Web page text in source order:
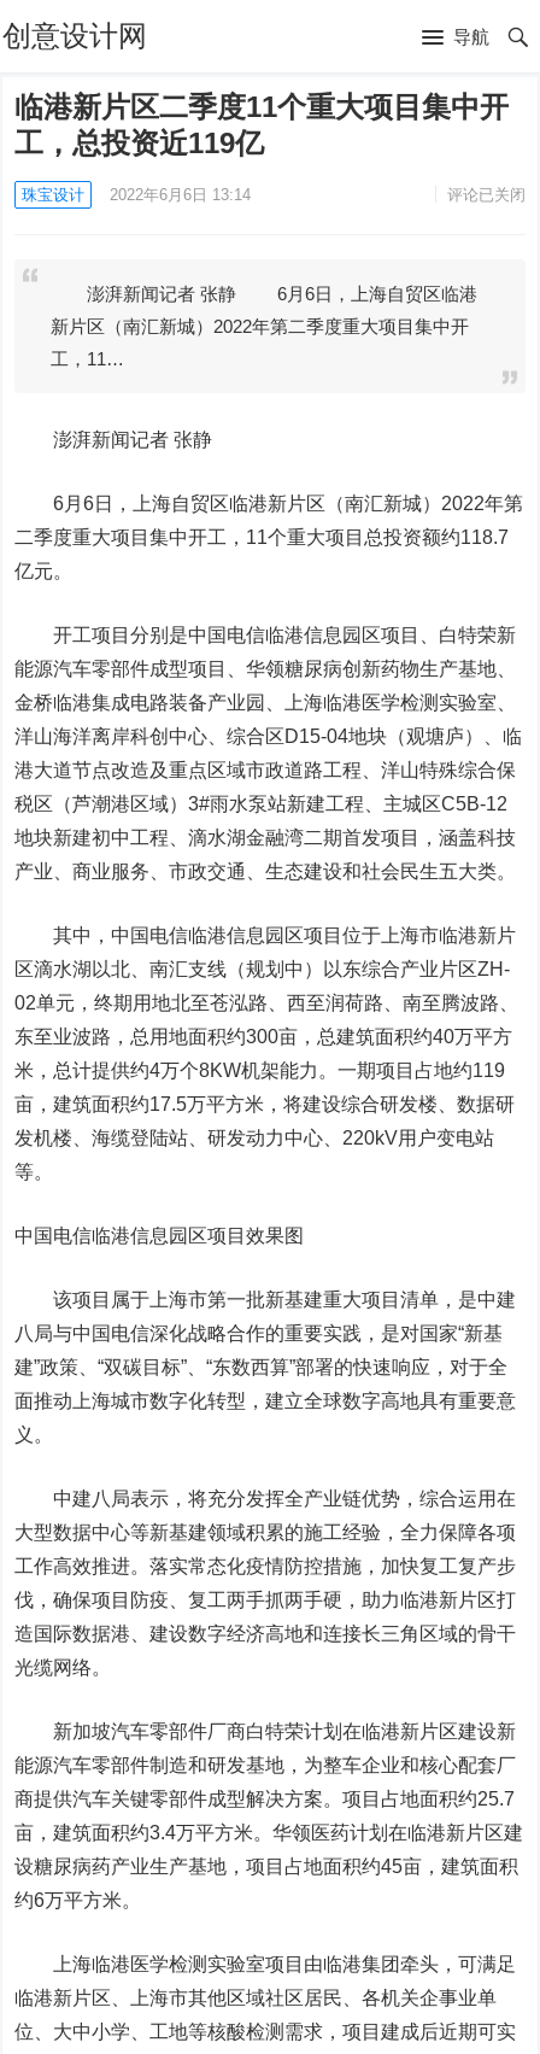
创意设计网 导航
临港新片区二季度11个重大项目集中开
工，总投资近119亿
珠宝设计 2022年6月6日 13:14 评论已关闭
澎湃新闻记者 张静 6月6日，上海自贸区临港
新片区（南汇新城）2022年第二季度重大项目集中开
工，11…
澎湃新闻记者 张静
6月6日，上海自贸区临港新片区（南汇新城）2022年第
二季度重大项目集中开工，11个重大项目总投资额约118.7
亿元。
开工项目分别是中国电信临港信息园区项目、白特荣新
能源汽车零部件成型项目、华领糖尿病创新药物生产基地、
金桥临港集成电路装备产业园、
上海临港医学检测实验室、
洋山海洋离岸科创中心、综合区D15-04地块（观塘庐）、临
港大道节点改造及重点区域市政道路工程、洋山特殊综合保
税区（芦潮港区域）3#雨水泵站新建工程、主城区C5B-12
地块新建初中工程、滴水湖金融湾二期首发项目，涵盖科技
产业、商业服务、市政交通、生态建设和社会民生五大类。
其中，中国电信临港信息园区项目位于上海市临港新片
区滴水湖以北、南汇支线（规划中）以东综合产业片区ZH-
02单元，终期用地北至苍泓路、西至润荷路、南至腾波路、
东至业波路，总用地面积约300亩，总建筑面积约40万平方
米，总计提供约4万个8KW机架能力。一期项目占地约119
亩，建筑面积约17.5万平方米，将建设综合研发楼、数据研
发机楼、海缆登陆站、研发动力中心、220kV用户变电站
等。
中国电信临港信息园区项目效果图
该项目属于上海市第一批新基建重大项目清单，是中建
八局与中国电信深化战略合作的重要实践，是对国家“新基
建”政策、“双碳目标”、“东数西算”部署的快速响应，对于全
面推动上海城市数字化转型，建立全球数字高地具有重要意
义。
中建八局表示，将充分发挥全产业链优势，综合运用在
大型数据中心等新基建领域积累的施工经验，全力保障各项
工作高效推进。落实常态化疫情防控措施，加快复工复产步
伐，确保项目防疫、复工两手抓两手硬，助力临港新片区打
造国际数据港 、建设数字经济高地和连接长三角区域的骨干
光缆网络。
新加坡汽车零部件厂商白特荣计划在临港新片区建设新
能源汽车零部件制造和研发基地，为整车企业和核心配套厂
商提供汽车关键零部件成型解决方案。项目占地面积约25.7
亩，建筑面积约3.4万平方米。华领医药计划在临港新片区建
设糖尿病药产业生产基地，项目占地面积约45亩，建筑面积
约6万平方米。
上海临港医学检测实验室项目由临港集团牵头，可满足
临港新片区、上海市其他区域社区居民、各机关企事业单
位、大中小学、工地等核酸检测需求，项目建成后近期可实